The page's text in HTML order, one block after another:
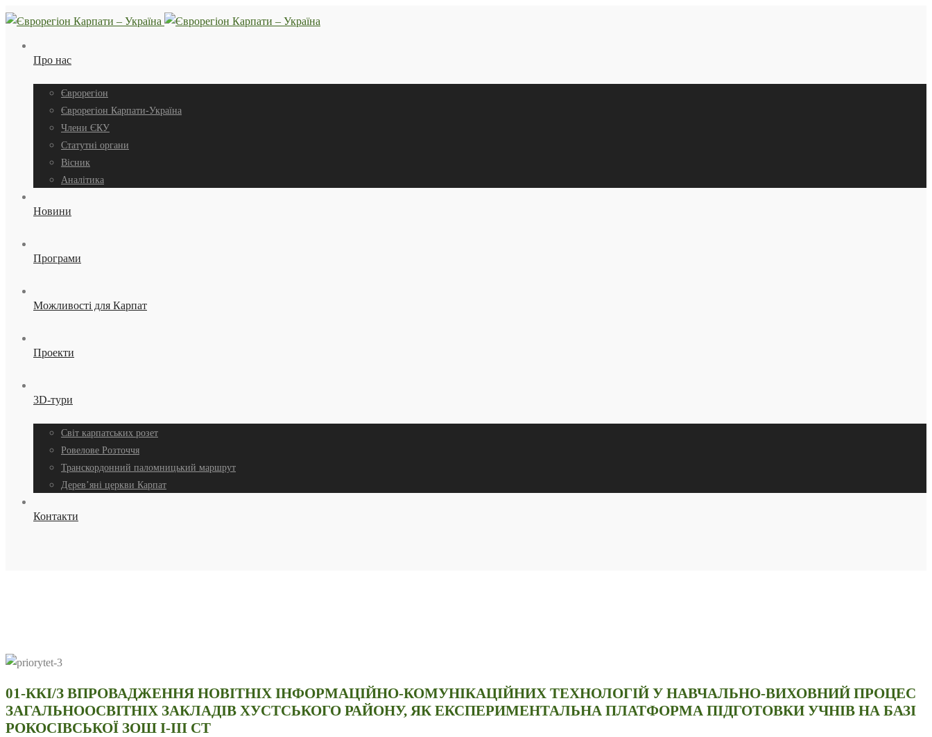
Про нас
Єврорегіон
Єврорегіон Карпати-Україна
Члени ЄКУ
Статутні органи
Вісник
Аналітика
Новини
Програми
Можливості для Карпат
Проекти
3D-тури
Світ карпатських розет
Ровелове Розточчя
Транскордонний паломницький маршрут
Дерев’яні церкви Карпат
Контакти
01-ККІ/З ВПРОВАДЖЕННЯ НОВІТНІХ ІНФОРМАЦІЙНО-КОМУНІКАЦІЙНИХ ТЕХНОЛОГІЙ У НАВЧАЛЬНО-ВИХОВНИЙ ПРОЦЕС
ЗАГАЛЬНООСВІТНІХ ЗАКЛАДІВ ХУСТСЬКОГО РАЙОНУ, ЯК ЕКСПЕРИМЕНТАЛЬНА ПЛАТФОРМА ПІДГОТОВКИ УЧНІВ НА БАЗІ
РОКОСІВСЬКОЇ ЗОШ І-ІІІ СТ